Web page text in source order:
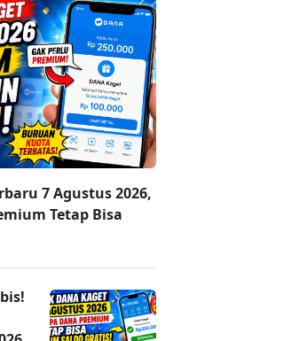
7 Agustus 2026,
Tetap Bisa